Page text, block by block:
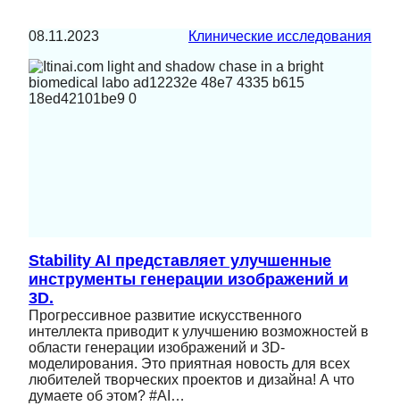
08.11.2023 Клинические исследования
Stability AI представляет улучшенные
инструменты генерации изображений и
3D.
Прогрессивное развитие искусственного
интеллекта приводит к улучшению возможностей в
области генерации изображений и 3D-
моделирования. Это приятная новость для всех
любителей творческих проектов и дизайна! А что
думаете об этом? #AI…